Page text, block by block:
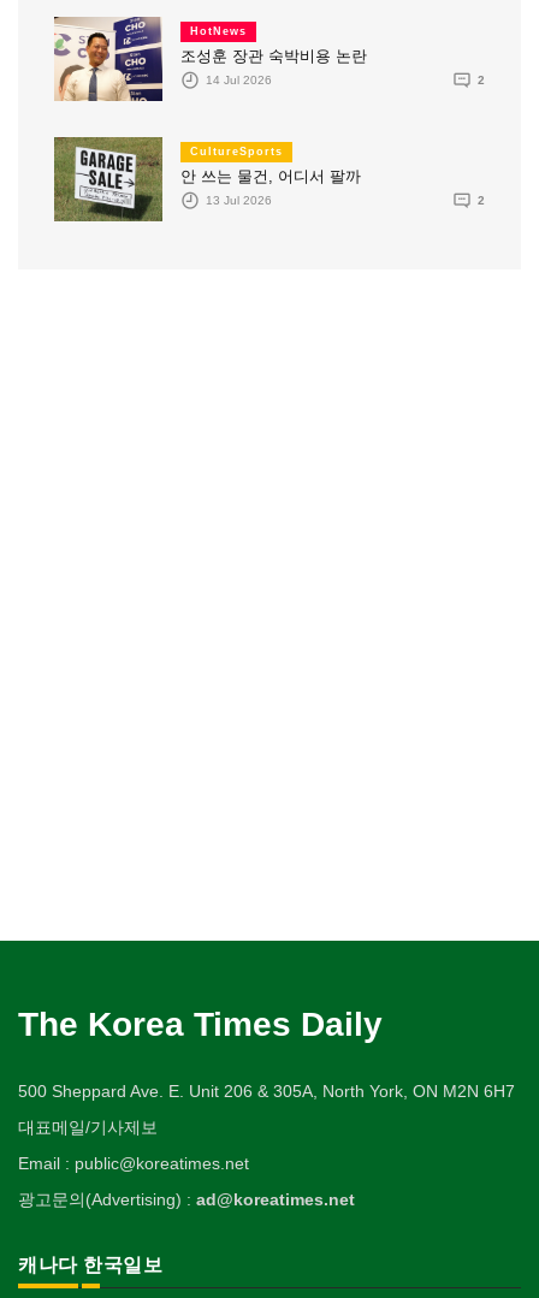
HotNews
조성훈 장관 숙박비용 논란
14 Jul 2026 2
CultureSports
안 쓰는 물건, 어디서 팔까
13 Jul 2026 2
The Korea Times Daily
500 Sheppard Ave. E. Unit 206 & 305A, North York, ON M2N 6H7
대표메일/기사제보
Email : public@koreatimes.net
광고문의(Advertising) : ad@koreatimes.net
캐나다 한국일보